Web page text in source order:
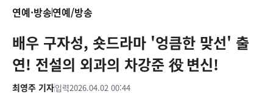
연예·방송연예/방송
배우 구자성, 숏드라마 '엉큼한 맞선' 출
연! 전설의 외과의 차강준 役 변신!
최영주 기자입력2026.04.02 00:44